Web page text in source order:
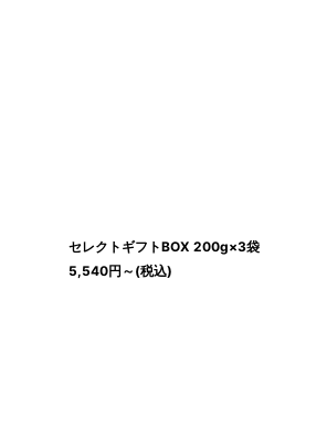
セレクトギフトBOX 200g×3袋
5,540円 ～ (税込)